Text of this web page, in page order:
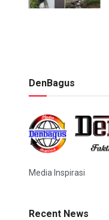
DenBagus
Media Inspirasi
Recent News